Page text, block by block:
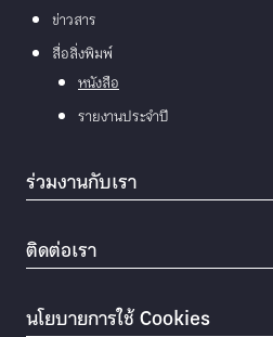
ข่าวสาร
สื่อสิ่งพิมพ์
หนังสือ
รายงานประจำปี
ร่วมงานกับเรา
ติดต่อเรา
นโยบายการใช้ Cookies